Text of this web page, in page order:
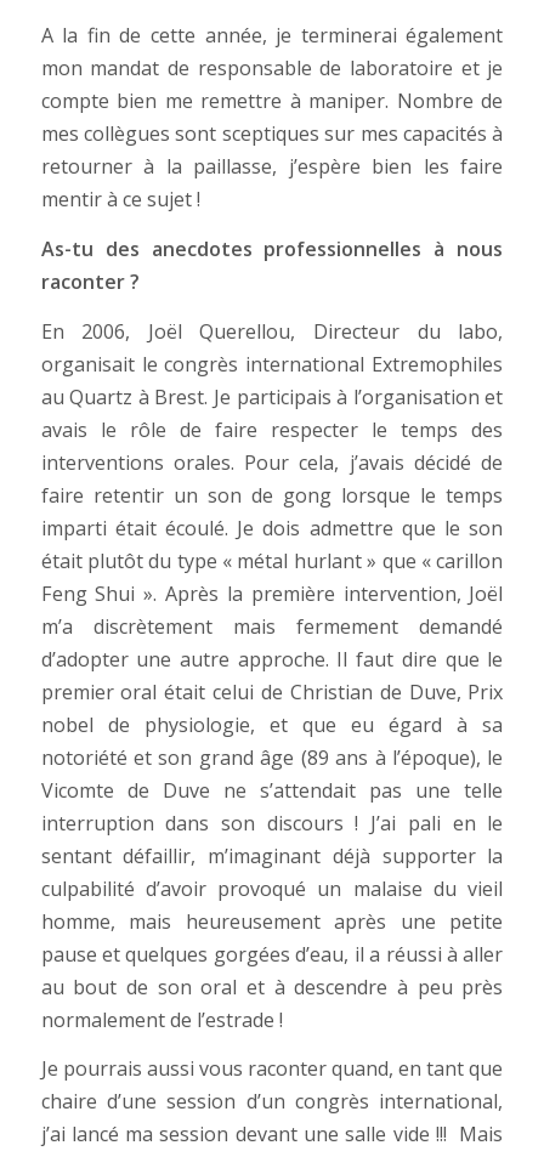
A la fin de cette année, je terminerai également
mon mandat de responsable de laboratoire et je
compte bien me remettre à maniper. Nombre de
mes collègues sont sceptiques sur mes capacités à
retourner à la paillasse, j’espère bien les faire
mentir à ce sujet !
As-tu des anecdotes professionnelles à nous
raconter ?
En 2006, Joël Querellou, Directeur du labo,
organisait le congrès international Extremophiles
au Quartz à Brest. Je participais à l’organisation et
avais le rôle de faire respecter le temps des
interventions orales. Pour cela, j’avais décidé de
faire retentir un son de gong lorsque le temps
imparti était écoulé. Je dois admettre que le son
était plutôt du type « métal hurlant » que « carillon
Feng Shui ». Après la première intervention, Joël
m’a discrètement mais fermement demandé
d’adopter une autre approche. Il faut dire que le
premier oral était celui de Christian de Duve, Prix
nobel de physiologie, et que eu égard à sa
notoriété et son grand âge (89 ans à l’époque), le
Vicomte de Duve ne s’attendait pas une telle
interruption dans son discours ! J’ai pali en le
sentant défaillir, m’imaginant déjà supporter la
culpabilité d’avoir provoqué un malaise du vieil
homme, mais heureusement après une petite
pause et quelques gorgées d’eau, il a réussi à aller
au bout de son oral et à descendre à peu près
normalement de l’estrade !
Je pourrais aussi vous raconter quand, en tant que
chaire d’une session d’un congrès international,
j’ai lancé ma session devant une salle vide !!! Mais